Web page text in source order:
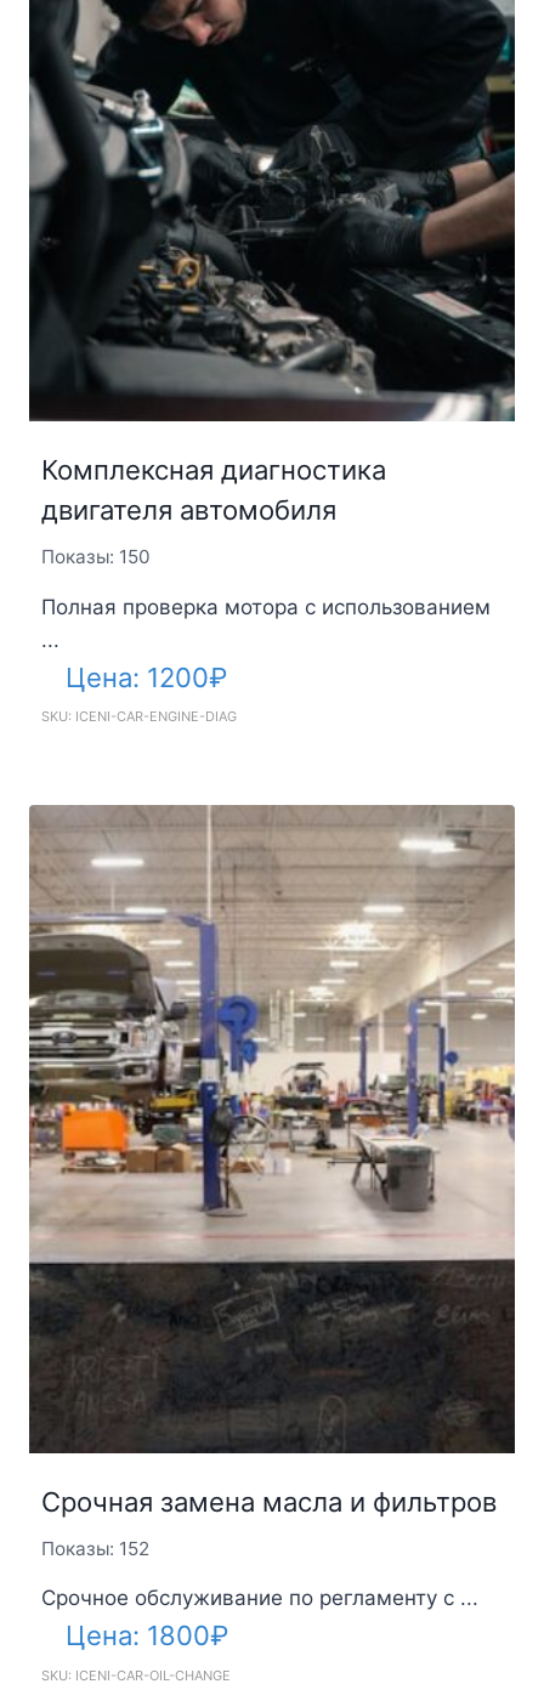
Комплексная диагностика
двигателя автомобиля
Показы: 150
Полная проверка мотора с использованием
...
Цена: 1200₽
SKU: ICENI-CAR-ENGINE-DIAG
Срочная замена масла и фильтров
Показы: 152
Срочное обслуживание по регламенту с ...
Цена: 1800₽
SKU: ICENI-CAR-OIL-CHANGE